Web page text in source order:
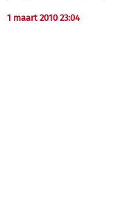
1 maart 2010 23:04